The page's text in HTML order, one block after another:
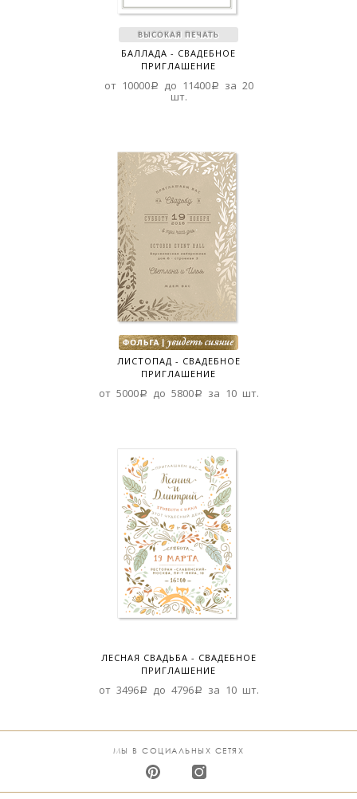
БАЛЛАДА - СВАДЕБНОЕ
ПРИГЛАШЕНИЕ
от 10000a до 11400a за 20
шт.
ЛИСТОПАД - СВАДЕБНОЕ
ПРИГЛАШЕНИЕ
от 5000a до 5800a за 10 шт.
ЛЕСНАЯ СВАДЬБА - СВАДЕБНОЕ
ПРИГЛАШЕНИЕ
от 3496a до 4796a за 10 шт.
МЫ В СОЦИАЛЬНЫХ СЕТЯХ